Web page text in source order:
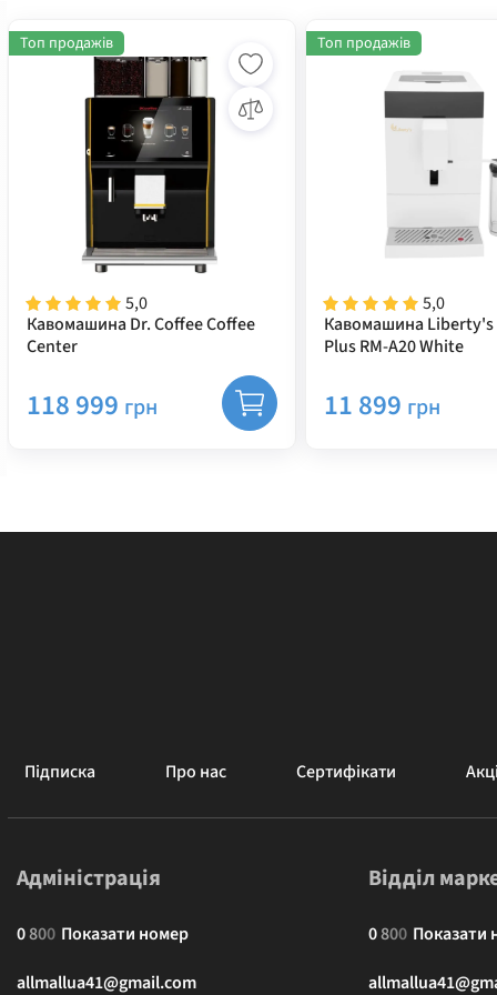
5,0
Кавомашина Dr. Coffee Coffee
Center
Топ продажів
118 999 грн
5,0
Кавомашина Liberty's
Plus RM-A20 White
Топ продажів
11 899 грн
Підписка Про нас Сертифікати
Адміністрація
0800 Показати номер
allmallua41@gmail.com
Відділ
0800 Показати